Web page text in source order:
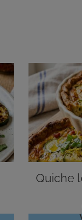
Quiche